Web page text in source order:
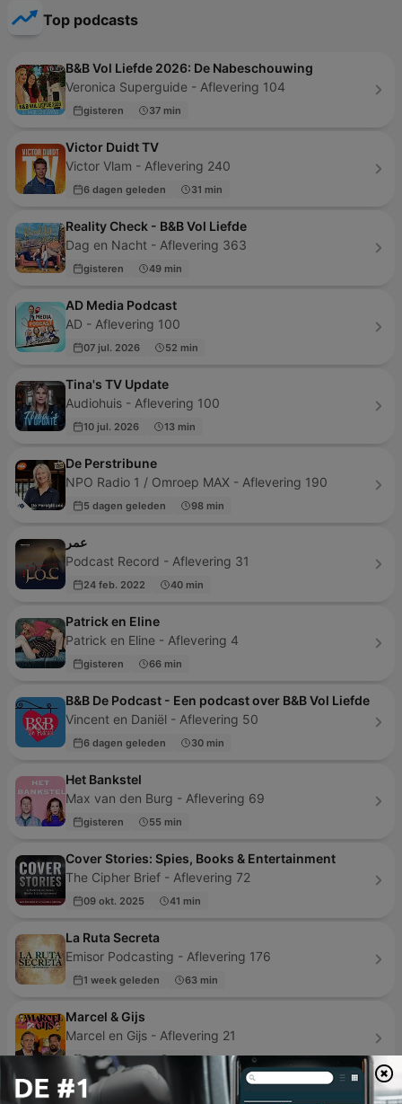
Top podcasts
B&B Vol Liefde 2026: De Nabeschouwing
Veronica Superguide - Aflevering 104
gisteren 37 min
Victor Duidt TV
Victor Vlam - Aflevering 240
6 dagen geleden 31 min
Reality Check - B&B Vol Liefde
Dag en Nacht - Aflevering 363
gisteren 49 min
AD Media Podcast
AD - Aflevering 100
07 jul. 2026 52 min
Tina's TV Update
Audiohuis - Aflevering 100
10 jul. 2026 13 min
De Perstribune
NPO Radio 1 / Omroep MAX - Aflevering 190
5 dagen geleden 98 min
عمر
Podcast Record - Aflevering 31
24 feb. 2022 40 min
Patrick en Eline
Patrick en Eline - Aflevering 4
gisteren 66 min
B&B De Podcast - Een podcast over B&B Vol Liefde
Vincent en Daniël - Aflevering 50
6 dagen geleden 30 min
Het Bankstel
Max van den Burg - Aflevering 69
gisteren 55 min
Cover Stories: Spies, Books & Entertainment
The Cipher Brief - Aflevering 72
09 okt. 2025 41 min
La Ruta Secreta
Emisor Podcasting - Aflevering 176
1 week geleden 63 min
Marcel & Gijs
Marcel en Gijs - Aflevering 21
30 jun. 2023 47 min
48 Hours